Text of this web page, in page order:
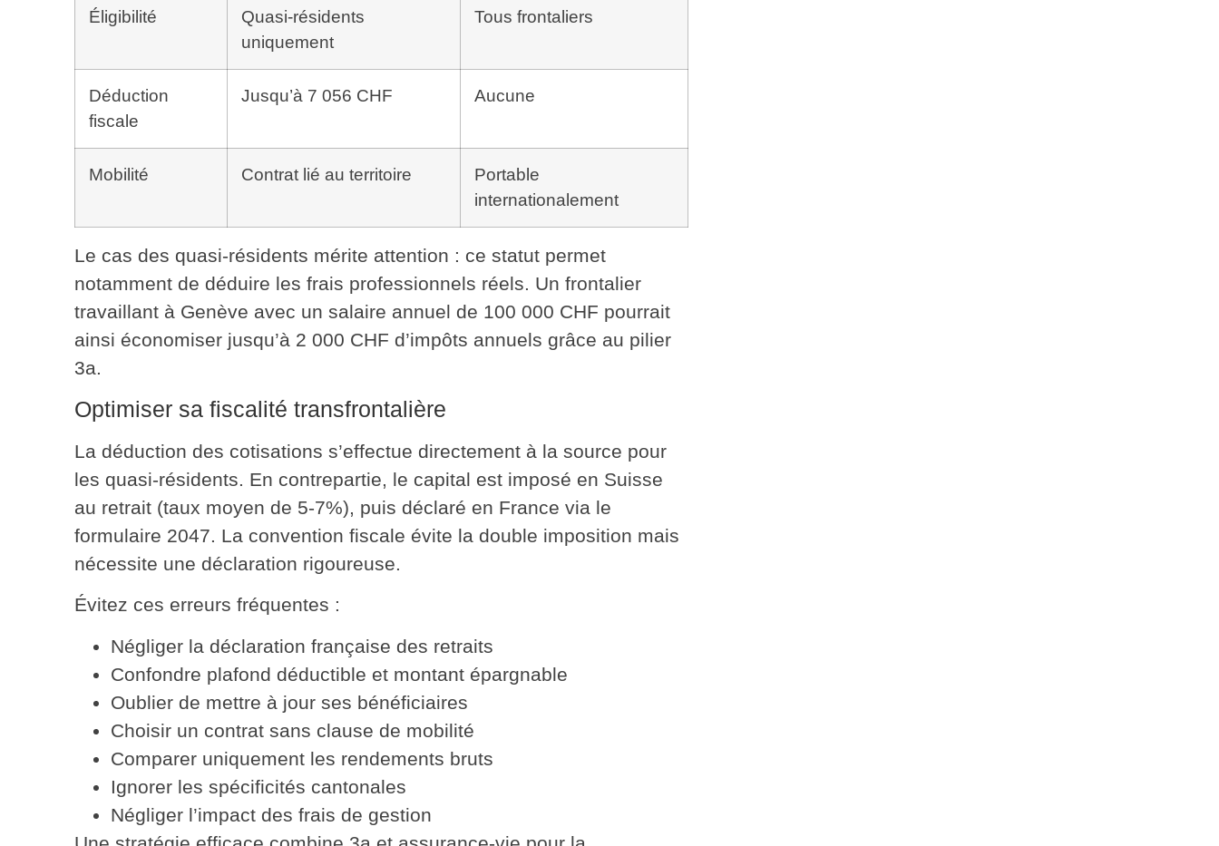
Éligibilité
Quasi-résidents
uniquement
Tous frontaliers
Déduction
fiscale
Jusqu’à 7 056 CHF Aucune
Mobilité Contrat lié au territoire
Portable
internationalement
Le cas des quasi-résidents mérite attention : ce statut permet
notamment de déduire les frais professionnels réels. Un frontalier
travaillant à Genève avec un salaire annuel de 100 000 CHF pourrait
ainsi économiser jusqu’à 2 000 CHF d’impôts annuels grâce au pilier
3a.
Optimiser sa fiscalité transfrontalière
La déduction des cotisations s’effectue directement à la source pour
les quasi-résidents. En contrepartie, le capital est imposé en Suisse
au retrait (taux moyen de 5-7%), puis déclaré en France via le
formulaire 2047. La convention fiscale évite la double imposition mais
nécessite une déclaration rigoureuse.
Évitez ces erreurs fréquentes :
Négliger la déclaration française des retraits
Confondre plafond déductible et montant épargnable
Oublier de mettre à jour ses bénéficiaires
Choisir un contrat sans clause de mobilité
Comparer uniquement les rendements bruts
Ignorer les spécificités cantonales
Négliger l’impact des frais de gestion